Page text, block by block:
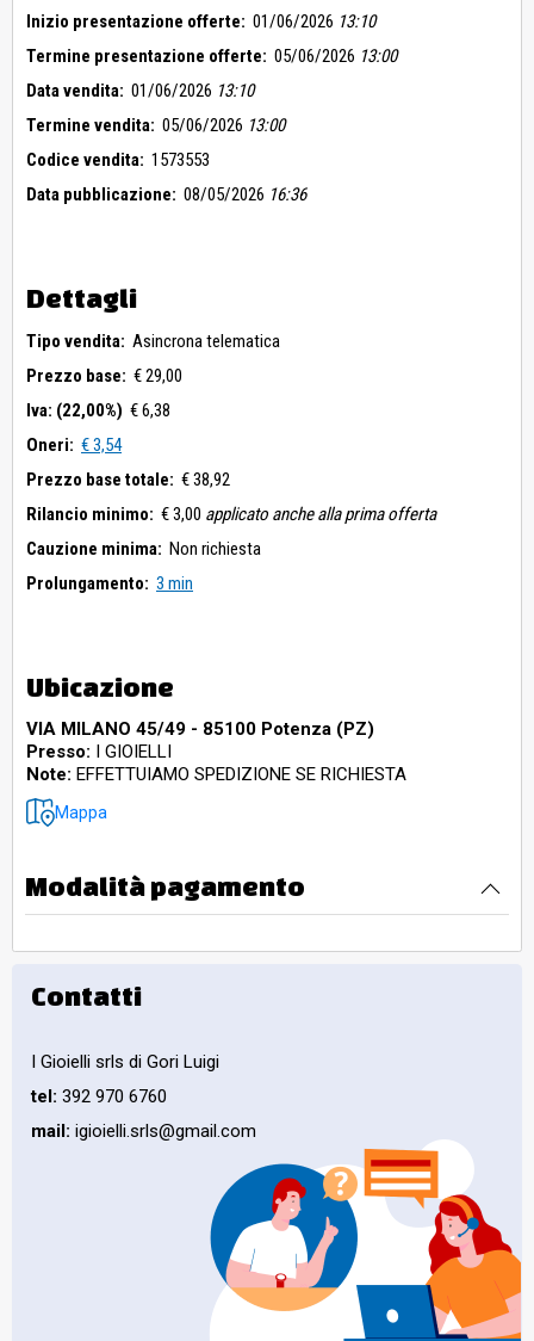
Inizio presentazione offerte: 01/06/2026 13:10
Termine presentazione offerte: 05/06/2026 13:00
Data vendita: 01/06/2026 13:10
Termine vendita: 05/06/2026 13:00
Codice vendita: 1573553
Data pubblicazione: 08/05/2026 16:36
Dettagli
Tipo vendita: Asincrona telematica
Prezzo base: € 29,00
Iva: (22,00%) € 6,38
Oneri: € 3,54
Prezzo base totale: € 38,92
Rilancio minimo: € 3,00 applicato anche alla prima offerta
Cauzione minima: Non richiesta
Prolungamento: 3 min
Ubicazione
VIA MILANO 45/49 - 85100 Potenza (PZ)
Presso: I GIOIELLI
Note: EFFETTUIAMO SPEDIZIONE SE RICHIESTA
Mappa
Modalità pagamento
Contatti
I Gioielli srls di Gori Luigi
tel: 392 970 6760
mail: igioielli.srls@gmail.com